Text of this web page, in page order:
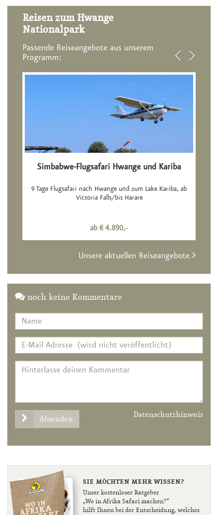
Reisen zum Hwange
Nationalpark
Passende Reiseangebote aus unserem
Programm:
Simbabwe-Flugsafari Hwange und Kariba
9 Tage Flugsafari nach Hwange und zum Lake Kariba, ab
Victoria Falls/bis Harare
ab € 4.890,-
Unsere aktuellen Reiseangebote
noch keine Kommentare
Absenden Datenschutzhinweis
SIE MÖCHTEN MEHR WISSEN?
Unser kostenloser Ratgeber
„Wo in Afrika Safari machen?”
hilft Ihnen bei der Entscheidung, welches